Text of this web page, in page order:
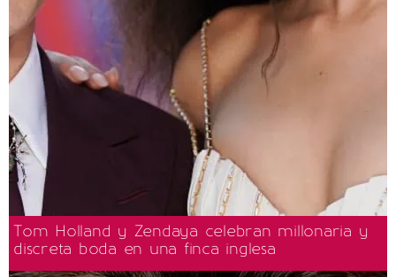
Tom Holland y Zendaya celebran millonaria y
discreta boda en una finca inglesa